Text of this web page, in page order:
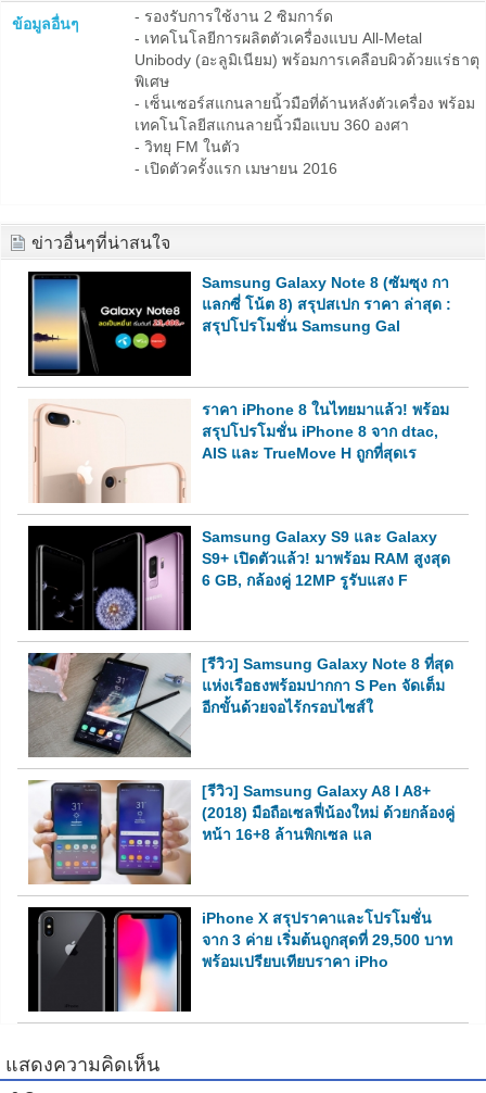
ข้อมูลอื่นๆ
- รองรับการใช้งาน 2 ซิมการ์ด
- เทคโนโลยีการผลิตตัวเครื่องแบบ All-Metal
Unibody (อะลูมิเนียม) พร้อมการเคลือบผิวด้วยแร่ธาตุ
พิเศษ
- เซ็นเซอร์สแกนลายนิ้วมือที่ด้านหลังตัวเครื่อง พร้อม
เทคโนโลยีสแกนลายนิ้วมือแบบ 360 องศา
- วิทยุ FM ในตัว
- เปิดตัวครั้งแรก เมษายน 2016
ข่าวอื่นๆที่น่าสนใจ
Samsung Galaxy Note 8 (ซัมซุง กา
แลกซี่ โน้ต 8) สรุปสเปก ราคา ล่าสุด :
สรุปโปรโมชั่น Samsung Gal
ราคา iPhone 8 ในไทยมาแล้ว! พร้อม
สรุปโปรโมชั่น iPhone 8 จาก dtac,
AIS และ TrueMove H ถูกที่สุดเร
Samsung Galaxy S9 และ Galaxy
S9+ เปิดตัวแล้ว! มาพร้อม RAM สูงสุด
6 GB, กล้องคู่ 12MP รูรับแสง F
[รีวิว] Samsung Galaxy Note 8 ที่สุด
แห่งเรือธงพร้อมปากกา S Pen จัดเต็ม
อีกขั้นด้วยจอไร้กรอบไซส์ใ
[รีวิว] Samsung Galaxy A8 l A8+
(2018) มือถือเซลฟี่น้องใหม่ ด้วยกล้องคู่
หน้า 16+8 ล้านพิกเซล แล
iPhone X สรุปราคาและโปรโมชั่น
จาก 3 ค่าย เริ่มต้นถูกสุดที่ 29,500 บาท
พร้อมเปรียบเทียบราคา iPho
แสดงความคิดเห็น